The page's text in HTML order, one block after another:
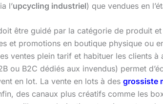
l’upcycling industriel) que vendues en
être guidé par la catégorie de produit
et promotions en boutique physique ou
ventes plein tarif et habituer les clients
ou B2C dédiés aux invendus) permet
en lot. La vente en lots à des grossiste
des canaux plus créatifs comme les